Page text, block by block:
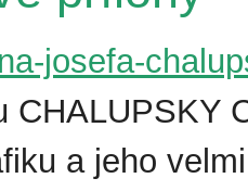
josefa-
CHALUPSKY
a jeho